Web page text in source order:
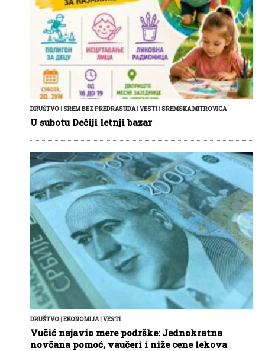
DRUŠTVO|SREM BEZ PREDRASUDA|VESTI|SREMSKA MITROVICA
U subotu Dečiji letnji bazar
DRUŠTVO|EKONOMIJA|VESTI
Vučić najavio mere podrške: Jednokratna
novčana pomoć, vaučeri i niže cene lekova